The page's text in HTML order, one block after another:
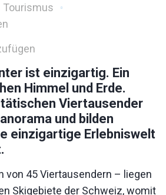
Tourismus
ist einzigartig. Ein
Himmel und Erde.
Viertausender
und bilden
einzigartige Erlebniswelt
von 45 Viertausendern – liegen
Skigebiete der Schweiz, womit